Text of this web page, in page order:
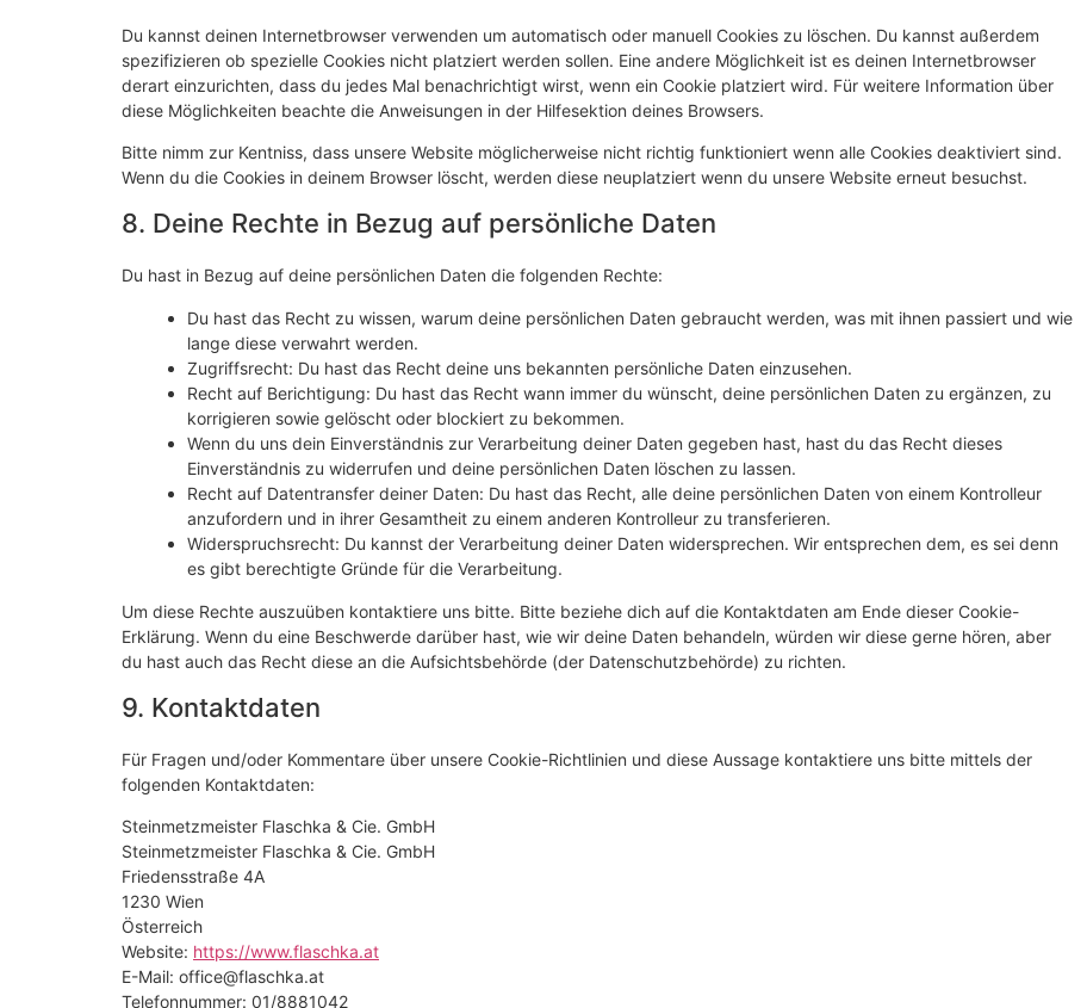
Du kannst deinen Internetbrowser verwenden um automatisch oder manuell Cookies zu löschen. Du kannst außerdem
spezifizieren ob spezielle Cookies nicht platziert werden sollen. Eine andere Möglichkeit ist es deinen Internetbrowser
derart einzurichten, dass du jedes Mal benachrichtigt wirst, wenn ein Cookie platziert wird. Für weitere Information über
diese Möglichkeiten beachte die Anweisungen in der Hilfesektion deines Browsers.
Bitte nimm zur Kentniss, dass unsere Website möglicherweise nicht richtig funktioniert wenn alle Cookies deaktiviert sind.
Wenn du die Cookies in deinem Browser löscht, werden diese neuplatziert wenn du unsere Website erneut besuchst.
8. Deine Rechte in Bezug auf persönliche Daten
Du hast in Bezug auf deine persönlichen Daten die folgenden Rechte:
Du hast das Recht zu wissen, warum deine persönlichen Daten gebraucht werden, was mit ihnen passiert und wie
lange diese verwahrt werden.
Zugriffsrecht: Du hast das Recht deine uns bekannten persönliche Daten einzusehen.
Recht auf Berichtigung: Du hast das Recht wann immer du wünscht, deine persönlichen Daten zu ergänzen, zu
korrigieren sowie gelöscht oder blockiert zu bekommen.
Wenn du uns dein Einverständnis zur Verarbeitung deiner Daten gegeben hast, hast du das Recht dieses
Einverständnis zu widerrufen und deine persönlichen Daten löschen zu lassen.
Recht auf Datentransfer deiner Daten: Du hast das Recht, alle deine persönlichen Daten von einem Kontrolleur
anzufordern und in ihrer Gesamtheit zu einem anderen Kontrolleur zu transferieren.
Widerspruchsrecht: Du kannst der Verarbeitung deiner Daten widersprechen. Wir entsprechen dem, es sei denn
es gibt berechtigte Gründe für die Verarbeitung.
Um diese Rechte auszuüben kontaktiere uns bitte. Bitte beziehe dich auf die Kontaktdaten am Ende dieser Cookie-
Erklärung. Wenn du eine Beschwerde darüber hast, wie wir deine Daten behandeln, würden wir diese gerne hören, aber
du hast auch das Recht diese an die Aufsichtsbehörde (der Datenschutzbehörde) zu richten.
9. Kontaktdaten
Für Fragen und/oder Kommentare über unsere Cookie-Richtlinien und diese Aussage kontaktiere uns bitte mittels der
folgenden Kontaktdaten:
Steinmetzmeister Flaschka & Cie. GmbH
Steinmetzmeister Flaschka & Cie. GmbH
Friedensstraße 4A
1230 Wien
Österreich
Website: https://www.flaschka.at
E-Mail: ta.akhcsalf@eciffo
Telefonnummer: 01/8881042